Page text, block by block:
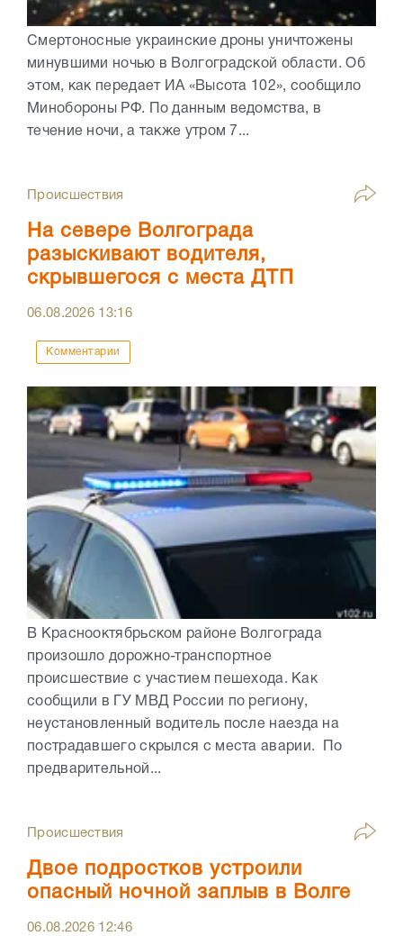
Смертоносные украинские дроны уничтожены
минувшими ночью в Волгоградской области. Об
этом, как передает ИА «Высота 102», сообщило
Минобороны РФ. По данным ведомства, в
течение ночи, а также утром 7...
Происшествия
На севере Волгограда
разыскивают водителя,
скрывшегося с места ДТП
06.08.2026 13:16
Комментарии
В Краснооктябрьском районе Волгограда
произошло дорожно-транспортное
происшествие с участием пешехода. Как
сообщили в ГУ МВД России по региону,
неустановленный водитель после наезда на
пострадавшего скрылся с места аварии. По
предварительной...
Происшествия
Двое подростков устроили
опасный ночной заплыв в Волге
06.08.2026 12:46